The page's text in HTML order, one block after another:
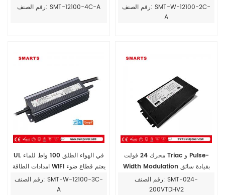
امدادات الطاقة UL
رقم الصنف: SMT-12100-4C-A
رقم الصنف: SMT-W-12100-2C-
A
UL في الهواء الطلق 100 واط للماء
امدادات الطاقة WIFI يعتم قطاع ضوء
سائق
رقم الصنف: SMT-W-12100-3C-
A
محرك 24 فولت Triac و Pulse-
Width Modulation بقيادة سائق
لوظيفة 5in1
رقم الصنف: SMT-024-
200VTDHV2